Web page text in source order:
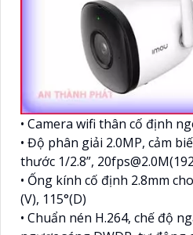
• Camera wifi thân cố định
• Độ phân giải 2.0MP, cảm
thước 1/2.8”,
• Ống kính cố định 2.8mm
(V), 115°(D)
• Chuẩn nén H.264, chế độ